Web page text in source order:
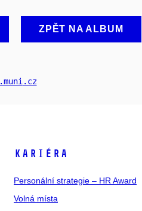
ZPĚT NA ALBUM
.muni .cz
KARIÉRA
Personální strategie – HR Award
Volná místa